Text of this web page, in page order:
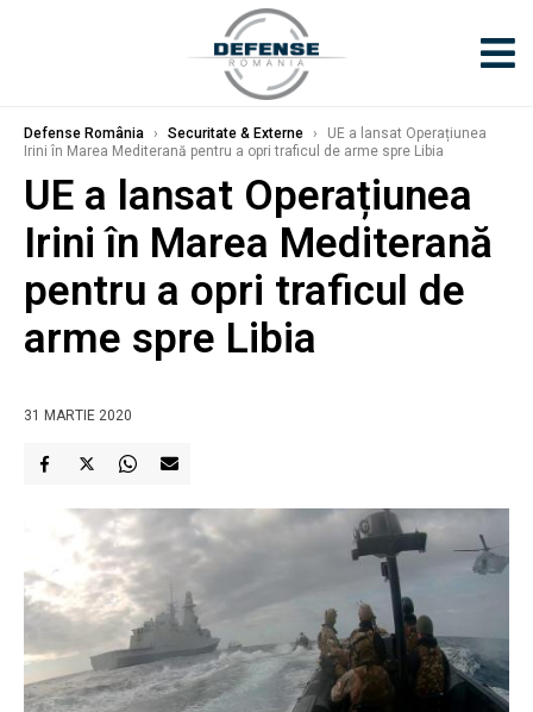
Defense România › Securitate & Externe ›
UE a lansat Operațiunea
Irini în Marea Mediterană pentru a opri traficul de arme spre Libia
UE a lansat Operațiunea
Irini în Marea Mediterană
pentru a opri traficul de
arme spre Libia
31 MARTIE 2020